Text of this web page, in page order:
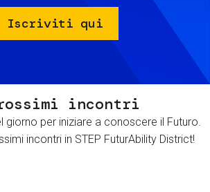
Iscriviti qui
incontri
giorno per iniziare a conoscere il Futuro.
incontri in STEP FuturAbility District!